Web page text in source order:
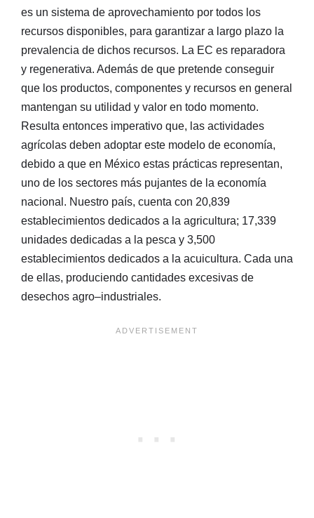
es un sistema de aprovechamiento por todos los
recursos disponibles, para garantizar a largo plazo la
prevalencia de dichos recursos. La EC es reparadora
y regenerativa. Además de que pretende conseguir
que los productos, componentes y recursos en general
mantengan su utilidad y valor en todo momento.
Resulta entonces imperativo que, las actividades
agrícolas deben adoptar este modelo de economía,
debido a que en México estas prácticas representan,
uno de los sectores más pujantes de la economía
nacional. Nuestro país, cuenta con 20,839
establecimientos dedicados a la agricultura; 17,339
unidades dedicadas a la pesca y 3,500
establecimientos dedicados a la acuicultura. Cada una
de ellas, produciendo cantidades excesivas de
desechos agro–industriales.